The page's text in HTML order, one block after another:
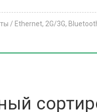
/ Ethernet, 2G/3G,